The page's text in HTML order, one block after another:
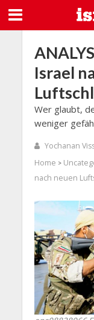
Israel
Wer glaubt,
weniger
Yochanan
Home >
nach neuen